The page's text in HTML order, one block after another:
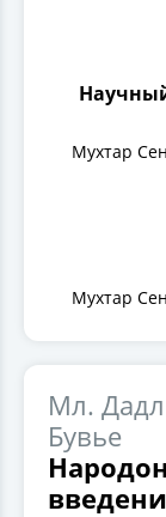
Мухтар
Мухтар
Мл.
Бувье